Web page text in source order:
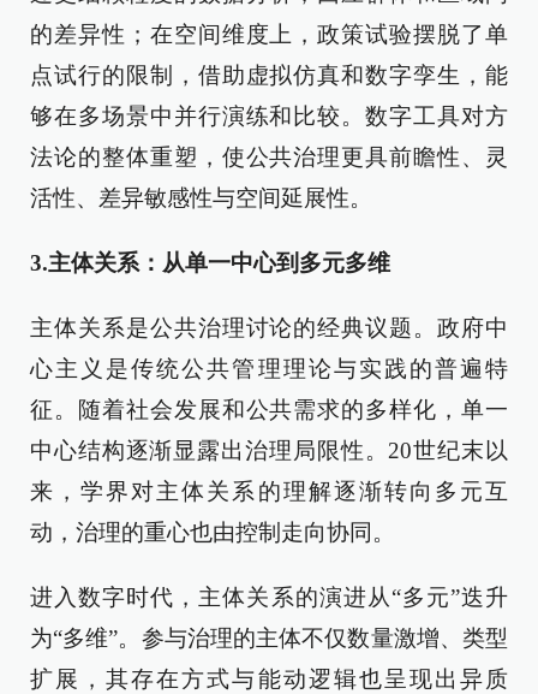
的差异性；在空间维度上，政策试验摆脱了单
点试行的限制，借助虚拟仿真和数字孪生，能
够在多场景中并行演练和比较。数字工具对方
法论的整体重塑，使公共治理更具前瞻性、灵
活性、差异敏感性与空间延展性。
3.主体关系：从单一中心到多元多维
主体关系是公共治理讨论的经典议题。政府中
心主义是传统公共管理理论与实践的普遍特
征。随着社会发展和公共需求的多样化，单一
中心结构逐渐显露出治理局限性。20世纪末以
来，学界对主体关系的理解逐渐转向多元互
动，治理的重心也由控制走向协同。
进入数字时代，主体关系的演进从“多元”迭升
为“多维”。参与治理的主体不仅数量激增、类型
扩展，其存在方式与能动逻辑也呈现出异质